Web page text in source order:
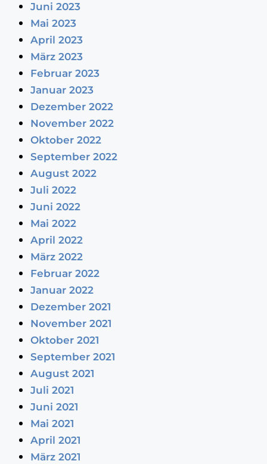
Juni 2023
Mai 2023
April 2023
März 2023
Februar 2023
Januar 2023
Dezember 2022
November 2022
Oktober 2022
September 2022
August 2022
Juli 2022
Juni 2022
Mai 2022
April 2022
März 2022
Februar 2022
Januar 2022
Dezember 2021
November 2021
Oktober 2021
September 2021
August 2021
Juli 2021
Juni 2021
Mai 2021
April 2021
März 2021